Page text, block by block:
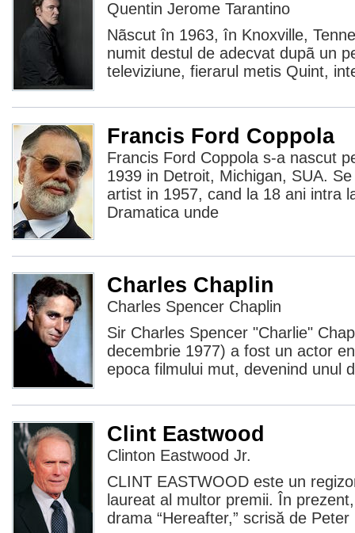
Quentin Jerome Tarantino
Nãscut în 1963, în Knoxville,
numit destul de adecvat dupã un
televiziune, fierarul metis Quint,
Francis Ford Coppola
Francis Ford Coppola s-a nascut
1939 in Detroit, Michigan, SUA.
artist in 1957, cand la 18 ani intra
Dramatica unde
Charles Chaplin
Charles Spencer Chaplin
Sir Charles Spencer "Charlie"
decembrie 1977) a fost un actor
epoca filmului mut, devenind unul
Clint Eastwood
Clinton Eastwood Jr.
CLINT EASTWOOD este un
laureat al multor premii. În
drama “Hereafter,” scrisă de